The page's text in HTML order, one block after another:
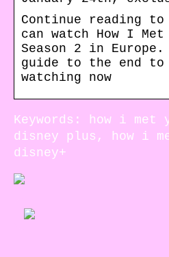
Continue reading to
can watch How I
Season 2 in
guide to the end
watching now
Keywords: how i met
disney plus, how i
disney+